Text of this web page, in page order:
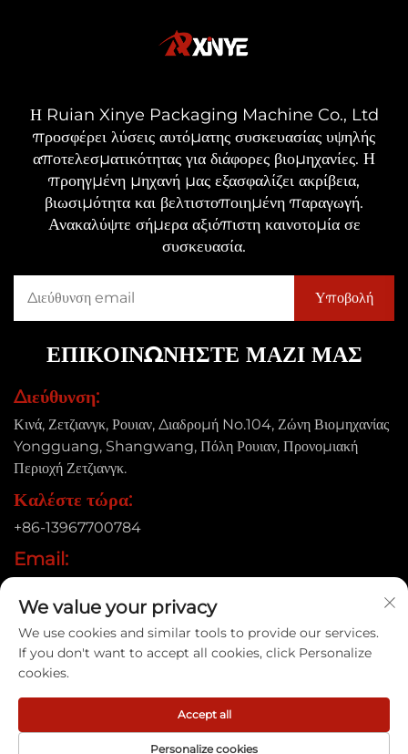
Η Ruian Xinye Packaging Machine Co., Ltd
προσφέρει λύσεις αυτόματης συσκευασίας υψηλής
αποτελεσματικότητας για διάφορες βιομηχανίες. Η
προηγμένη μηχανή μας εξασφαλίζει ακρίβεια,
βιωσιμότητα και βελτιστοποιημένη παραγωγή.
Ανακαλύψτε σήμερα αξιόπιστη καινοτομία σε
συσκευασία.
ΕΠΙΚΟΙΝΩΝΗΣΤΕ ΜΑΖΙ ΜΑΣ
Διεύθυνση:
Κινά, Ζετζιανγκ, Ρουιαν, Διαδρομή No.104, Ζώνη Βιομηχανίας
Yongguang, Shangwang, Πόλη Ρουιαν, Προνομιακή
Περιοχή Ζετζιανγκ.
Καλέστε τώρα:
+86-13967700784
Email:
Δικαιώματα πνευματικής ιδιοκτησίας © 2025 Ruian Xinye
Packaging Machine Co., Ltd |
We value your privacy
We use cookies and similar tools to provide our services.
If you don't want to accept all cookies, click Personalize
cookies.
Personalize cookies
Accept all